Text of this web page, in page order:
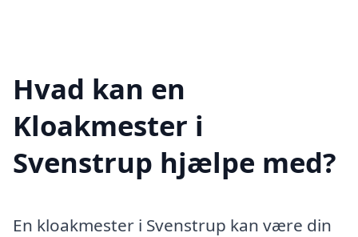
Hvad kan en
Kloakmester i
Svenstrup hjælpe med?
En kloakmester i Svenstrup kan være din